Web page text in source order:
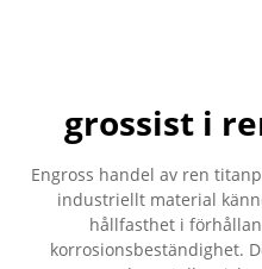
grossist i
Engross handel av ren
industriellt material
hållfasthet i
korrosionsbeständighet.